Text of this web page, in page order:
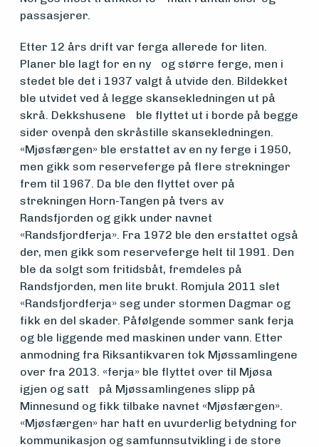
vedlikehold
og drift
Om
foreningen
Aktuelt
Arrangementer
passasjerer.
Etter 12 års drift var ferga allerede for liten.
Planer ble lagt for en ny og større ferge, men i
stedet ble det i 1937 valgt å utvide den. Bildekket
ble utvidet ved å legge skansekledningen ut på
skrå. Dekkshusene ble flyttet ut i borde på begge
sider ovenpå den skråstille skansekledningen.
«Mjøsfærgen» ble erstattet av en ny ferge i 1950,
men gikk som reserveferge på flere strekninger
frem til 1967. Da ble den flyttet over på
strekningen Horn-Tangen på tvers av
Randsfjorden og gikk under navnet
«Randsfjordferja». Fra 1972 ble den erstattet også
der, men gikk som reserveferge helt til 1991. Den
ble da solgt som fritidsbåt, fremdeles på
Randsfjorden, men lite brukt. Romjula 2011 slet
«Randsfjordferja» seg under stormen Dagmar og
fikk en del skader. Påfølgende sommer sank ferja
og ble liggende med maskinen under vann. Etter
anmodning fra Riksantikvaren tok Mjøssamlingene
over fra 2013. «ferja» ble flyttet over til Mjøsa
igjen og satt på Mjøssamlingenes slipp på
Minnesund og fikk tilbake navnet «Mjøsfærgen».
«Mjøsfærgen» har hatt en uvurderlig betydning for
kommunikasjon og samfunnsutvikling i de store